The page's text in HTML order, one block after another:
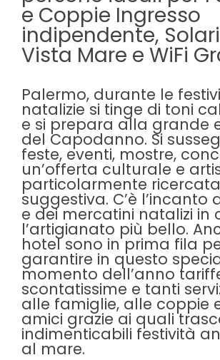
e Coppie Ingresso
indipendente,
Vista Mare e WiFi
Palermo, durante le
natalizie si tinge di toni
e si prepara alla grande
del Capodanno. Si
feste, eventi, mostre,
un’offerta culturale e
particolarmente
suggestiva. C’è l’incanto
e dei mercatini natalizi in
l’artigianato più bello.
hotel sono in prima fila
garantire in questo
momento dell’anno
scontatissime e tanti
alle famiglie, alle coppie
amici grazie ai quali
indimenticabili festività
al mare.